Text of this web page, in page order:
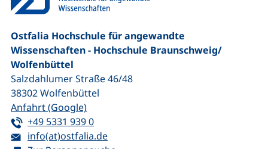
Ostfalia Hochschule für angewandte
Wissenschaften - Hochschule Braunschweig/​
Wolfenbüttel
Salzdahlumer Straße 46/48
38302Wolfenbüttel
Anfahrt (Google)(externer Link, öffnet neues Fenster)
Tel:
+49 5331 939 0(startet einen Telefonanruf, wenn Ihr
E-Mail:
info(at)ostfalia.de(öffnet Ihr E-Mail-Programm)